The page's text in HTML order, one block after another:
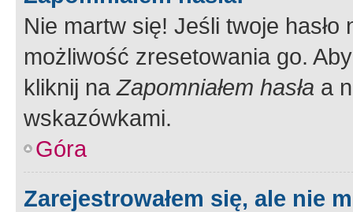
Nie martw się! Jeśli twoje
możliwość zresetowania go.
kliknij naZapomniałem hasła a
wskazówkami.
Góra
Zarejestrowałem się, ale nie